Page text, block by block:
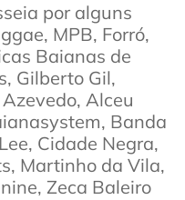
por alguns
MPB, Forró,
Baianas de
Gilberto Gil,
Alceu
Banda
Cidade Negra,
Martinho da Vila,
Zeca Baleiro